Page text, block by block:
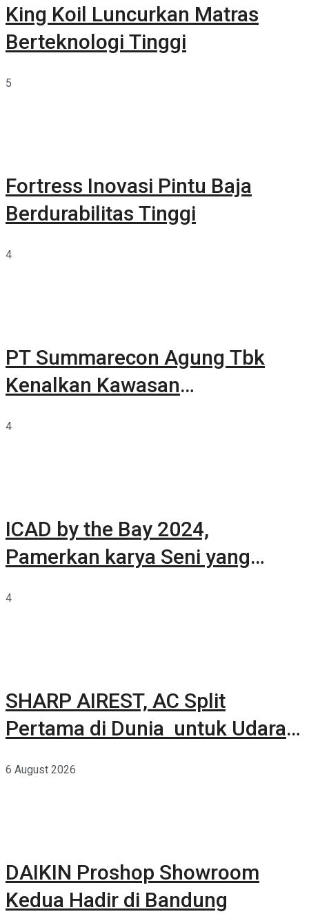
King Koil Luncurkan Matras
Berteknologi Tinggi
5
Fortress Inovasi Pintu Baja
Berdurabilitas Tinggi
4
PT Summarecon Agung Tbk
Kenalkan Kawasan
4
ICAD by the Bay 2024,
Pamerkan karya Seni yang
4
SHARP AIREST, AC Split
Pertama di Dunia untuk Udara
6 August 2026
DAIKIN Proshop Showroom
Kedua Hadir di Bandung